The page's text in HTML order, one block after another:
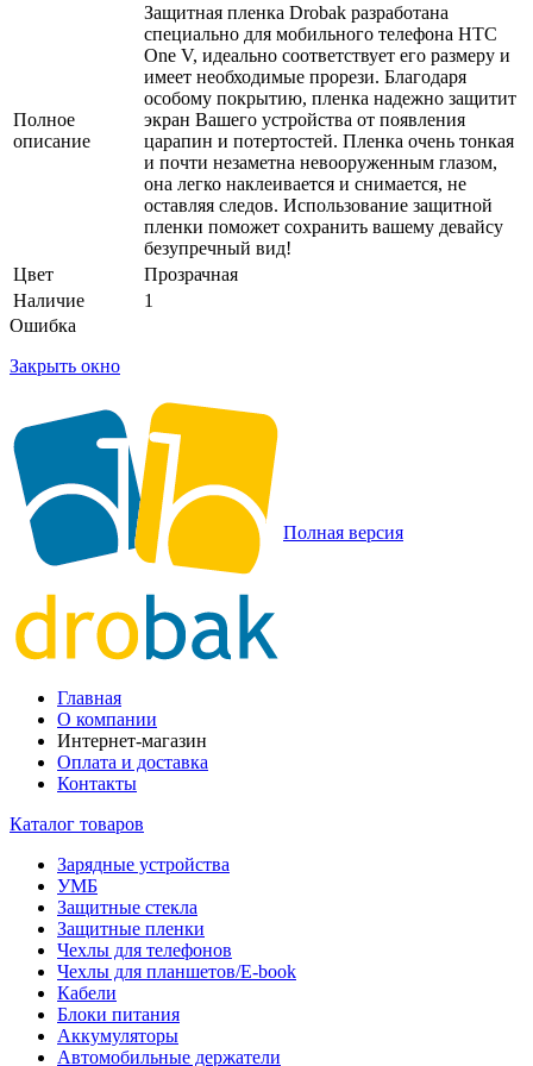
Полное
описание
Защитная пленка Drobak разработана
специально для мобильного телефона HTC
One V, идеально соответствует его размеру и
имеет необходимые прорези. Благодаря
особому покрытию, пленка надежно защитит
экран Вашего устройства от появления
царапин и потертостей. Пленка очень тонкая
и почти незаметна невооруженным глазом,
она легко наклеивается и снимается, не
оставляя следов. Использование защитной
пленки поможет сохранить вашему девайсу
безупречный вид!
Цвет
Прозрачная
Наличие
1
Ошибка
Закрыть окно
Полная версия
Главная
О компании
Интернет-магазин
Оплата и доставка
Контакты
Каталог товаров
Зарядные устройства
УМБ
Защитные стекла
Защитные пленки
Чехлы для телефонов
Чехлы для планшетов/E-book
Кабели
Блоки питания
Аккумуляторы
Автомобильные держатели